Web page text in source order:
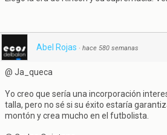
Abel Rojas · hace 580 semanas
@ Ja_queca
Yo creo que sería una incorporación
talla, pero no sé si su éxito estaría
montón y crea mucho en el futbolista.